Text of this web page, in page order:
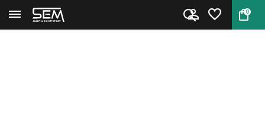
0
Terug Home AirForce Texan SS met geluidsd...